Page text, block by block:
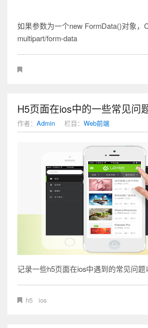
如果参数为一个new FormData()对象，
multipart/form-data
H5页面在ios中的一些常见问
作者： Admin 栏目： Web前端
记录一些h5页面在ios中遇到的常见问
h5 ios